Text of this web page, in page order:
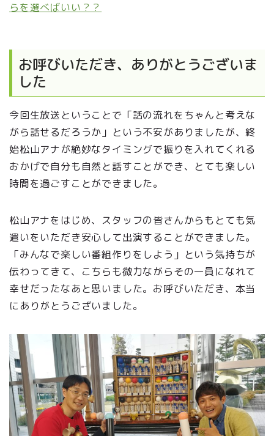
らを選べばいい？？
お呼びいただき、ありがとうございま
した
今回生放送ということで「話の流れをちゃんと考えな
がら話せるだろうか」という不安がありましたが、終
始松山アナが絶妙なタイミングで振りを入れてくれる
おかげで自分も自然と話すことができ、とても楽しい
時間を過ごすことができました。
松山アナをはじめ、スタッフの皆さんからもとても気
遣いをいただき安心して出演することができました。
「みんなで楽しい番組作りをしよう」という気持ちが
伝わってきて、こちらも微力ながらその一員になれて
幸せだったなあと思いました。お呼びいただき、本当
にありがとうございました。